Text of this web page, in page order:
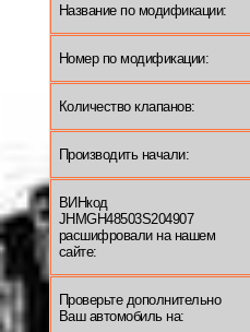
Название по модификации:
Номер по модификации:
Количество клапанов:
Производить начали:
ВИНкод
JHMGH48503S204907
расшифровали на нашем
сайте:
Проверьте дополнительно
Ваш автомобиль на: